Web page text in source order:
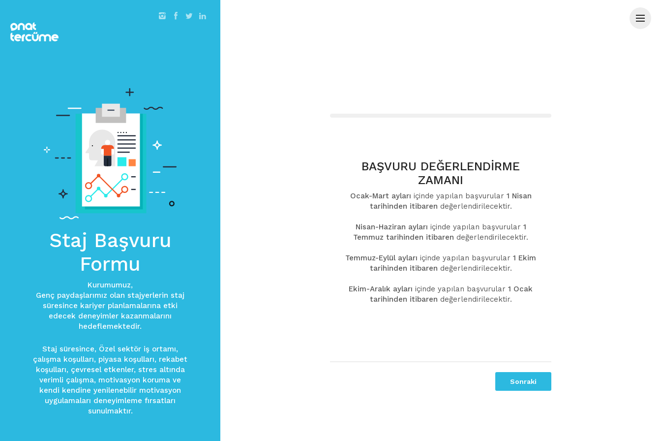
Staj Başvuru
Formu
Kurumumuz,
Genç paydaşlarımız olan stajyerlerin staj
süresince kariyer planlamalarına etki
edecek deneyimler kazanmalarını
hedeflemektedir.
Staj süresince, Özel sektör iş ortamı,
çalışma koşulları, piyasa koşulları, rekabet
koşulları, çevresel etkenler, stres altında
verimli çalışma, motivasyon koruma ve
kendi kendine yenilenebilir motivasyon
uygulamaları deneyimleme fırsatları
sunulmaktır.
BAŞVURU DEĞERLENDİRME
ZAMANI
Ocak-Mart ayları içinde yapılan başvurular 1 Nisan
tarihinden itibaren değerlendirilecektir.
Nisan-Haziran ayları içinde yapılan başvurular 1
Temmuz tarihinden itibaren değerlendirilecektir.
Temmuz-Eylül ayları içinde yapılan başvurular 1 Ekim
tarihinden itibaren değerlendirilecektir.
Ekim-Aralık ayları içinde yapılan başvurular 1 Ocak
tarihinden itibaren değerlendirilecektir.
Sonraki